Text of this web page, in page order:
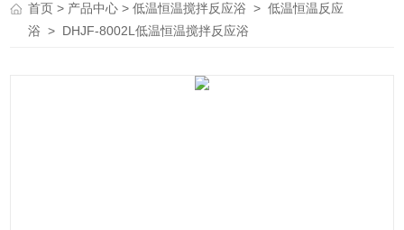
首页 > 产品中心 >低温恒温搅拌反应浴 >低温恒温反应
浴 > DHJF-8002L低温恒温搅拌反应浴